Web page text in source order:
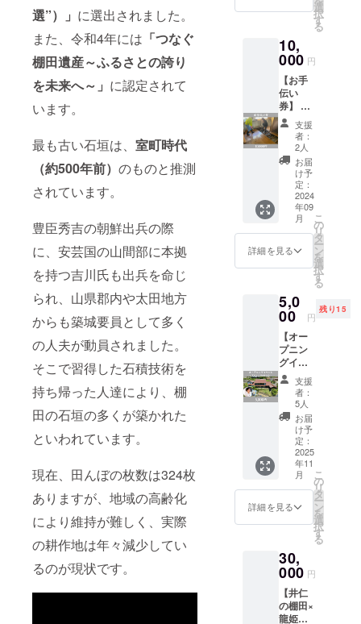
選”）」 に選出されました。
また、令和4年には 「つなぐ
棚田遺産～ふるさとの誇り
を未来へ～」 に認定されて
います。
最も古い石垣は、 室町時代
（約500年前） のものと推測
されています。
豊臣秀吉の朝鮮出兵の際
に、安芸国の山間部に本拠
を持つ吉川氏も出兵を命じ
られ、山県郡内や太田地方
からも築城要員として多く
の人夫が動員されました。
そこで習得した石積技術を
持ち帰った人達により、棚
田の石垣の多くが築かれた
といわれています。
現在、田んぼの枚数は324枚
ありますが、地域の高齢化
により維持が難しく、実際
の耕作地は年々減少してい
るのが現状です。
記載い
ただい
たメー
ルアド
レスに
てご相
談させ
ていた
だきま
す。
だけま
す。 ※1
組2名
様、2時
間まで
のご利
用とさ
せてい
ただき
ます。
（お一
人様の
みでの
利用も
可能で
す） ※
ご利用
ト終了
後～
2025年
3月頃 ※
日程は
工事終
了後に
記載い
ただい
たメー
ルアド
レスへ
ご連絡
しま
す。 ※
時、備
考欄に
入くだ
さい。
※工事の
進み具
合に
ホーム
ページ
ドブッ
クなど
には
載って
いない
隠れた
絶景ポ
イント
や観光
では普
段通る
ことの
ない農
道な
ど、地
域おこ
し協力
をいた
しま
す。 子
連れの
方も大
歓迎で
す！（※
中学生
以下の
同伴は
お一人
様まで
無料と
させて
いただ
きま
す。）
上訪れ
たこと
がある
方で
も、新
選
択
す
る
10,
000 円
【お手
伝い
券】 宿
が完成
するま
での
間、支
援者限
定でDIY
や井仁
での作
業に何
度でも
ご参加
できま
す。 作
壁の塗
装、床
の板張
り、解
体作
業、草
刈り、
雪かき
など ※
開催回
数：3～
4回 ※支
援時、
備考欄
にお名
前をご
記入く
よって
作業が
異なり
ますの
でご了
支援
者：
2人
お届
け予
定：
2024
年09
月
詳細を見る
こ
の
リ
タ
ー
ン
を
選
択
す
る
5,0
00 円
残り15
【オー
プニン
グイベ
ント】
プチ
トーク
＆棚田
散歩
オープ
ニング
イベン
トとし
て株式
会社
BPL代
表取締
本 真督
さんを
宿へお
招き
し、プ
チトー
支援
者：
5人
お届
け予
定：
2025
年11
月
詳細を見る
こ
の
リ
タ
ー
ン
を
選
択
す
る
30,
000 円
【井仁
の棚田×
龍姫